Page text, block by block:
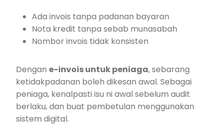
Ada invois tanpa padanan bayaran
Nota kredit tanpa sebab munasabah
Nombor invois tidak konsisten
Dengan e-invois untuk peniaga, sebarang
ketidakpadanan boleh dikesan awal. Sebagai
peniaga, kenalpasti isu ni awal sebelum audit
berlaku, dan buat pembetulan menggunakan
sistem digital.